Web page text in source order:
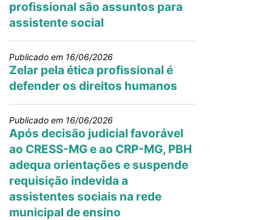
profissional são assuntos para
assistente social
Publicado em 16/06/2026
Zelar pela ética profissional é
defender os direitos humanos
Publicado em 16/06/2026
Após decisão judicial favorável
ao CRESS-MG e ao CRP-MG, PBH
adequa orientações e suspende
requisição indevida a
assistentes sociais na rede
municipal de ensino